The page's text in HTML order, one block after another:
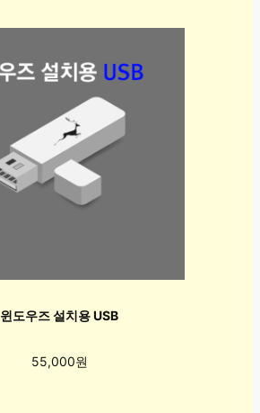
윈도우즈 설치용 USB
55,000원